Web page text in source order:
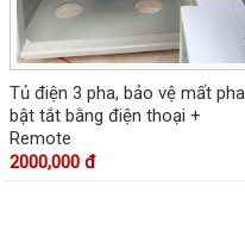
Tủ điện 3 pha, bảo vệ mất pha
bật tắt bằng điện thoại +
Remote
2000,000 đ